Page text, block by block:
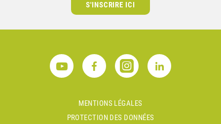
S'INSCRIRE ICI
MENTIONS LÉGALES
PROTECTION DES DONNÉES